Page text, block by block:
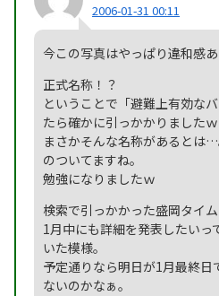
2006-01-31 00:11
今この写真はやっぱり違和感
正式名称！？
ということで「避難上有効な
たら確かに引っかかりましたｗ
まさかそんな名称があるとは
のついてますね。
勉強になりましたｗ
検索で引っかかった盛岡タイ
1月中にも詳細を発表したいっ
いた模様。
予定通りなら明日が1月最終
ないのかなぁ。